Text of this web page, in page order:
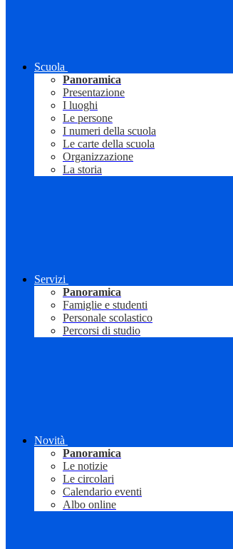
Scuola
Panoramica
Presentazione
I luoghi
Le persone
I numeri della scuola
Le carte della scuola
Organizzazione
La storia
Servizi
Panoramica
Famiglie e studenti
Personale scolastico
Percorsi di studio
Novità
Panoramica
Le notizie
Le circolari
Calendario eventi
Albo online